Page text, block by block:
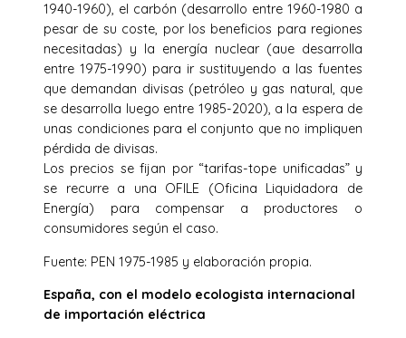
1940-1960), el carbón (desarrollo entre 1960-1980 a
pesar de su coste, por los beneficios para regiones
necesitadas) y la energía nuclear (aue desarrolla
entre 1975-1990) para ir sustituyendo a las fuentes
que demandan divisas (petróleo y gas natural, que
se desarrolla luego entre 1985-2020), a la espera de
unas condiciones para el conjunto que no impliquen
pérdida de divisas.
Los precios se fijan por “tarifas-tope unificadas” y
se recurre a una OFILE (Oficina Liquidadora de
Energía) para compensar a productores o
consumidores según el caso.
Fuente: PEN 1975-1985 y elaboración propia.
España, con el modelo ecologista internacional
de importación eléctrica